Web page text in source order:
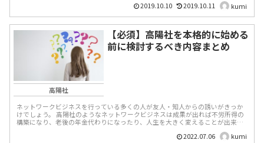
2019.10.10 2019.10.11 kumi
高陽社
【必須】高陽社を本格的に始める
前に検討するべき内容まとめ
ネットワークビジネスを行っている多くの人が友人・知人からの誘いがきっか
けでしょう。 高陽社のようなネットワークビジネスは成果が出れば不労所得の
構築になり、老後の年金代わりになったり、人生を大きく変えることが出来る
2022.07.06 kumi